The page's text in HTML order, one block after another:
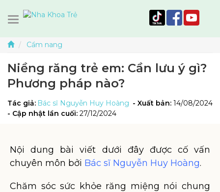
Cẩm nang
Niềng răng trẻ em: Cần lưu ý gì?
Phương pháp nào?
Tác giả: Bác sĩ Nguyễn Huy Hoàng - Xuất bản: 14/08/2024
- Cập nhật lần cuối: 27/12/2024
Nội dung bài viết dưới đây được cố vấn
chuyên môn bởi Bác sĩ Nguyễn Huy Hoàng.
Chăm sóc sức khỏe răng miệng nói chung